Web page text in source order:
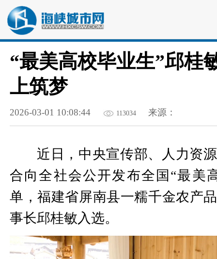
“最美高校毕业生”邱桂
上筑梦
2026-03-01 10:08:44 113034 来源：
近日，中央宣传部、人力资
合向全社会公开发布全国“最美
单，福建省屏南县一糯千金农产
事长邱桂敏入选。